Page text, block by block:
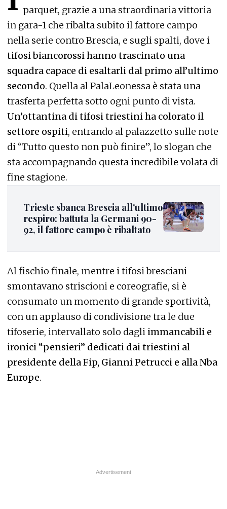
parquet, grazie a una straordinaria vittoria
in gara-1 che ribalta subito il fattore campo
nella serie contro Brescia, e sugli spalti, dove i
tifosi biancorossi hanno trascinato una
squadra capace di esaltarli dal primo all’ultimo
secondo. Quella al PalaLeonessa è stata una
trasferta perfetta sotto ogni punto di vista.
Un’ottantina di tifosi triestini ha colorato il
settore ospiti, entrando al palazzetto sulle note
di “Tutto questo non può finire”, lo slogan che
sta accompagnando questa incredibile volata di
fine stagione.
Trieste sbanca Brescia all'ultimo
respiro: battuta la Germani 90-
92, il fattore campo è ribaltato
Al fischio finale, mentre i tifosi bresciani
smontavano striscioni e coreografie, si è
consumato un momento di grande sportività,
con un applauso di condivisione tra le due
tifoserie, intervallato solo dagli immancabili e
ironici “pensieri” dedicati dai triestini al
presidente della Fip, Gianni Petrucci e alla Nba
Europe.